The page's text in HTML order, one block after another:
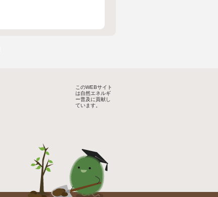
このWEBサイト
は自然エネルギ
ー普及に貢献し
ています。